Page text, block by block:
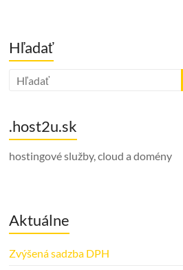
Hľadať
.host2u.sk
hostingové služby, cloud a domény
Aktuálne
Zvýšená sadzba DPH